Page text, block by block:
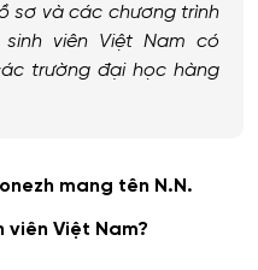
sơ và các chương trình
viên Việt Nam có
trường đại học hàng
mang tên N.N.
viên Việt Nam?